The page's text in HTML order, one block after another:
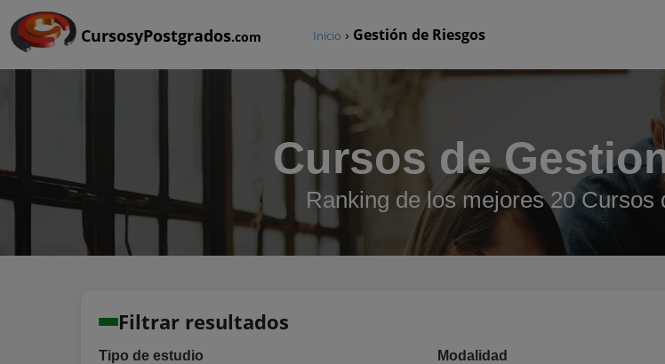
CursosyPostgrados.com Inicio › Gestión de Riesgos
Cursos de
Ranking de los mejores 20 Cursos
Filtrar resultados
Tipo de estudio Modalidad